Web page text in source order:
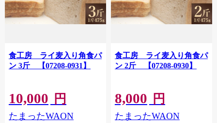
食工房 ライ麦入り角食パ
ン 3斤 【07208-0931】
10,000 円
たまったWAON
食工房 ライ麦入り角食パ
ン 2斤 【07208-0930】
8,000 円
たまったWAON